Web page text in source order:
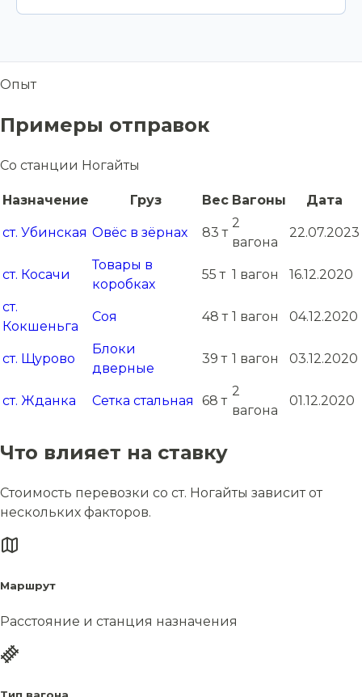
Опыт
Примеры отправок
Со станции Ногайты
Назначение Груз Вес Вагоны Дата
ст. Убинская Овёс в зёрнах 83 т
2
вагона
22.07.2023
ст. Косачи
Товары в
коробках
55 т 1 вагон 16.12.2020
ст.
Кокшеньга
Соя 48 т 1 вагон 04.12.2020
ст. Щурово
Блоки
дверные
39 т 1 вагон 03.12.2020
ст. Жданка Сетка стальная 68 т
2
вагона
01.12.2020
Что влияет на ставку
Стоимость перевозки со ст. Ногайты зависит от
нескольких факторов.
Маршрут
Расстояние и станция назначения